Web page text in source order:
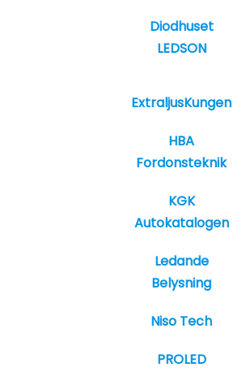
Diodhuset
LEDSON
ExtraljusKungen
HBA
Fordonsteknik
KGK
Autokatalogen
Ledande
Belysning
Niso Tech
PROLED